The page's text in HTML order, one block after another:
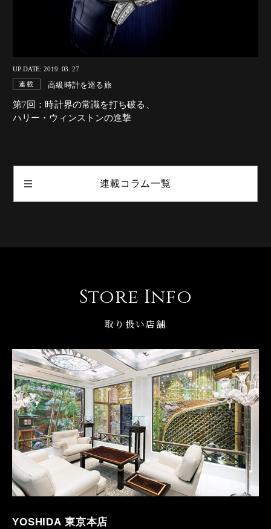
UP DATE: 2019. 03. 27
連載 高級時計を巡る旅
第7回：時計界の常識を打ち破る、
ハリー・ウィンストンの進撃
連載コラム一覧
Store Info
取り扱い店舗
YOSHIDA 東京本店